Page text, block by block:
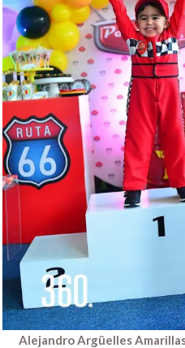
Alejandro Argüelles